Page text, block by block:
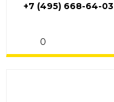
+7 (495) 668-64-03
0